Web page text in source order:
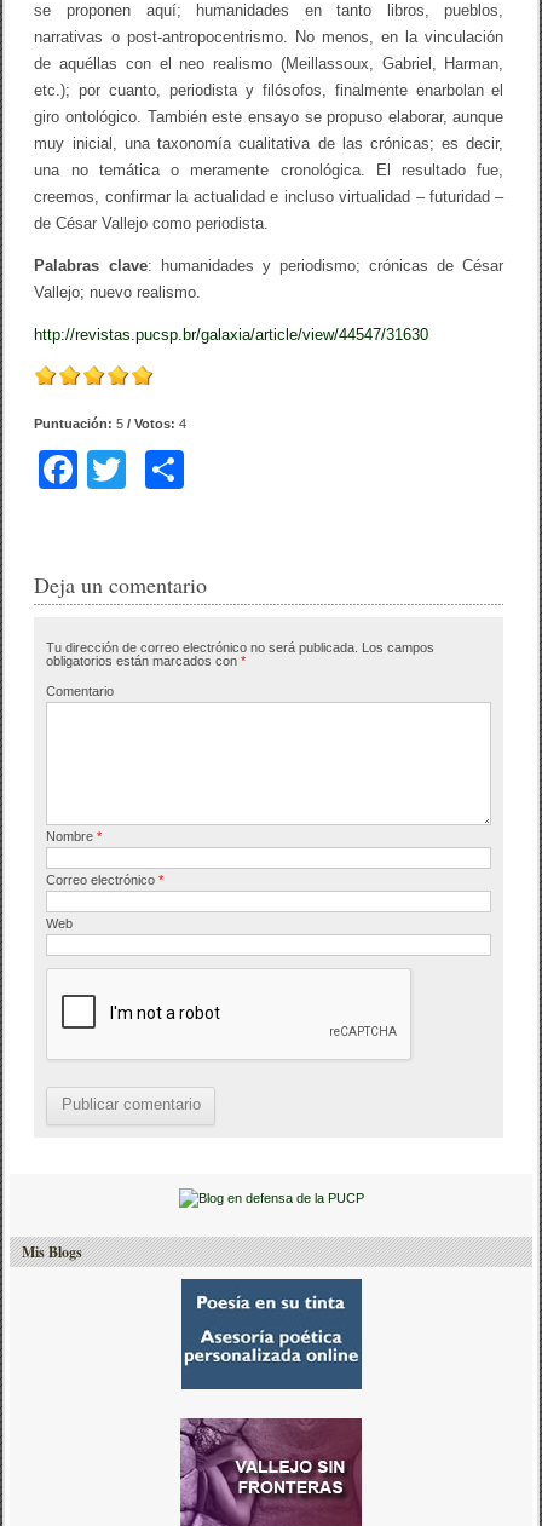
se proponen aquí; humanidades en tanto libros, pueblos,
narrativas o post-antropocentrismo. No menos, en la vinculación
de aquéllas con el neo realismo (Meillassoux, Gabriel, Harman,
etc.); por cuanto, periodista y filósofos, finalmente enarbolan el
giro ontológico. También este ensayo se propuso elaborar, aunque
muy inicial, una taxonomía cualitativa de las crónicas; es decir,
una no temática o meramente cronológica. El resultado fue,
creemos, confirmar la actualidad e incluso virtualidad – futuridad –
de César Vallejo como periodista.
Palabras clave: humanidades y periodismo; crónicas de César
Vallejo; nuevo realismo.
http://revistas.pucsp.br/galaxia/article/view/44547/31630
Puntuación:5 / Votos:4
F
e
o
o
er p
tir
Deja un comentario
Tu dirección de correo electrónico no será publicada. Los campos
obligatorios están marcados con*
Comentario
Nombre*
Correo electrónico*
Web
Mis Blogs